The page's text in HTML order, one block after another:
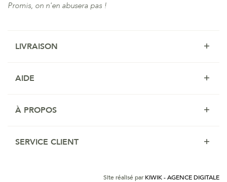
Promis, on n'en abusera pas !
LIVRAISON
AIDE
À PROPOS
SERVICE CLIENT
Site réalisé par KIWIK - AGENCE DIGITALE